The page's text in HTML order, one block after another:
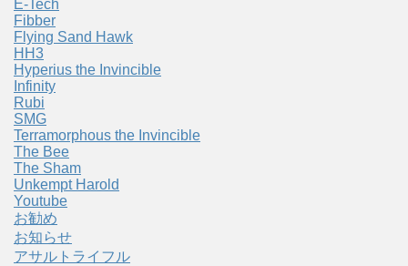
E-Tech
Fibber
Flying Sand Hawk
HH3
Hyperius the Invincible
Infinity
Rubi
SMG
Terramorphous the Invincible
The Bee
The Sham
Unkempt Harold
Youtube
お勧め
お知らせ
アサルトライフル